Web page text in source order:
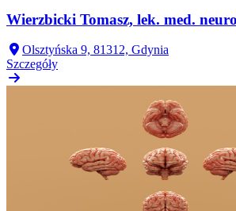
Wierzbicki Tomasz, lek. med.
Olsztyńska 9, 81312, Gdynia
Szczegóły